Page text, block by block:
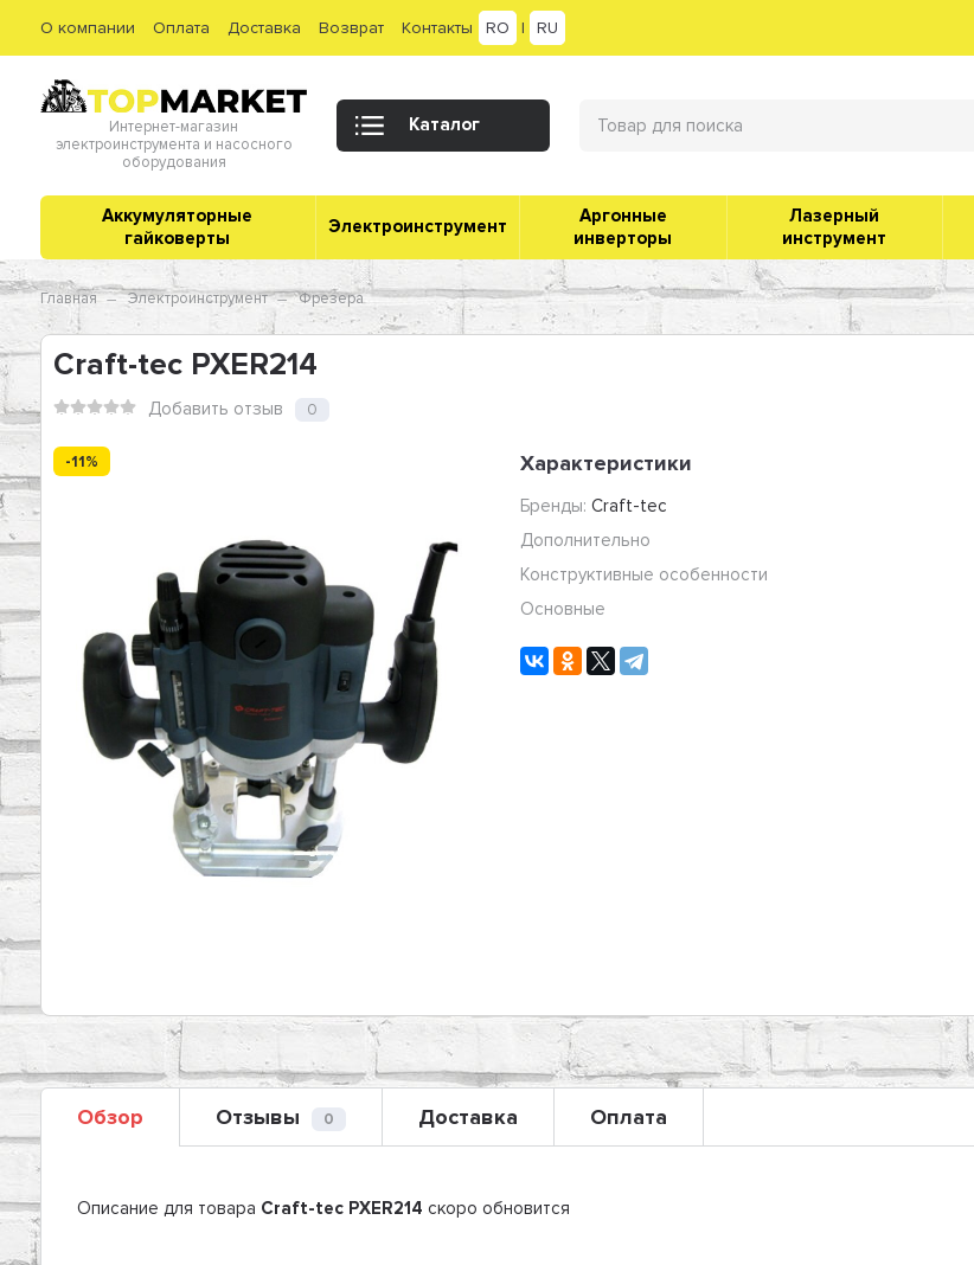
О компании Оплата Доставка Возврат Контакты RO | RU
Интернет-магазин
электроинструмента и насосного
оборудования
Каталог
Аккумуляторные
гайковерты
Электроинструмент
Аргонные
инверторы
Лазерный
инструмент
Главная Электроинструмент Фрезера
Craft-tec PXER214
Добавить отзыв 0
-11% Характеристики
Бренды: Craft-tec
Дополнительно
Конструктивные особенности
Основные
Обзор Отзывы 0 Доставка Оплата
Описание для товара Craft-tec PXER214 скоро обновится